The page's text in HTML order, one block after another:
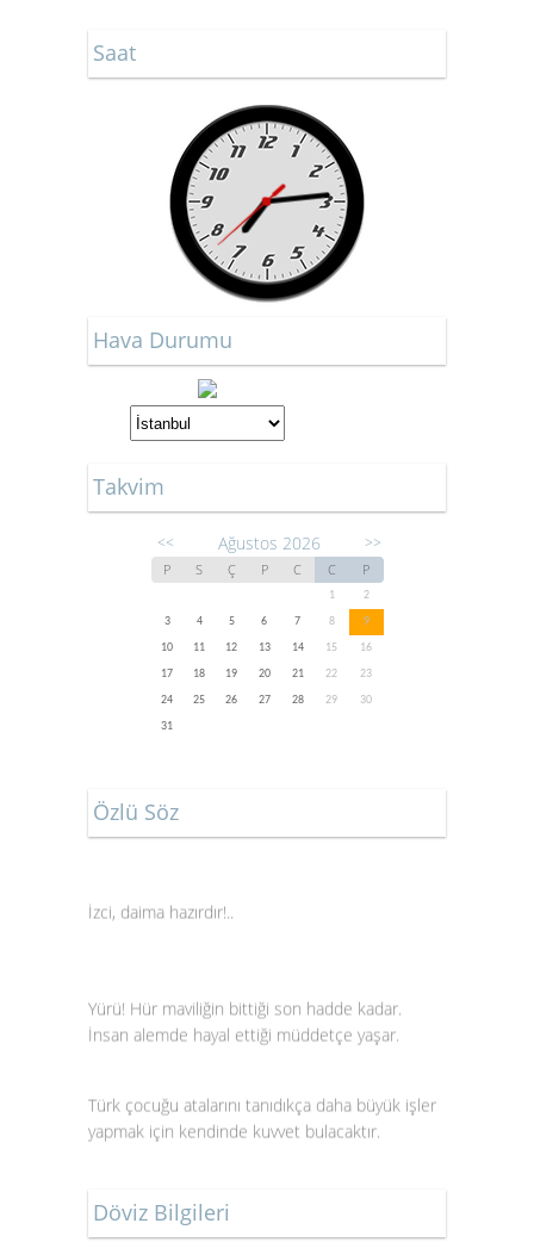
Saat
Hava Durumu
Takvim
<< Ağustos 2026 >>
P S Ç P C C P
1
2
3
4 5 6 7 8
9
10
11 12 13 14 15
16
17
18 19 20 21 22
23
24
25 26 27 28 29
30
31
Özlü Söz
İzci, daima hazırdır!..
Yürü! Hür maviliğin bittiği son hadde kadar.
İnsan alemde hayal ettiği müddetçe yaşar.
Türk çocuğu atalarını tanıdıkça daha büyük işler
yapmak için kendinde kuvvet bulacaktır.
Döviz Bilgileri